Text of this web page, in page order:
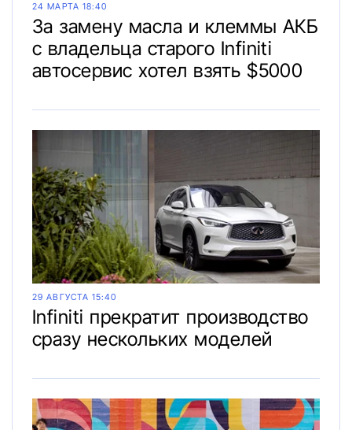
24 МАРТА 18:40
За замену масла и клеммы АКБ
с владельца старого Infiniti
автосервис хотел взять $5000
29 АВГУСТА 15:40
Infiniti прекратит производство
сразу нескольких моделей